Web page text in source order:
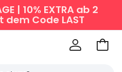
| 10% EXTRA ab 2
Code LAST
Zum